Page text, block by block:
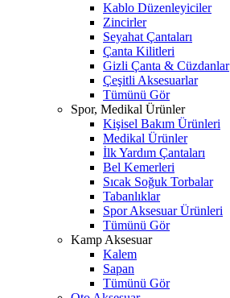
Kablo Düzenleyiciler
Zincirler
Seyahat Çantaları
Çanta Kilitleri
Gizli Çanta & Cüzdanlar
Çeşitli Aksesuarlar
Tümünü Gör
Spor, Medikal Ürünler
Kişisel Bakım Ürünleri
Medikal Ürünler
İlk Yardım Çantaları
Bel Kemerleri
Sıcak Soğuk Torbalar
Tabanlıklar
Spor Aksesuar Ürünleri
Tümünü Gör
Kamp Aksesuar
Kalem
Sapan
Tümünü Gör